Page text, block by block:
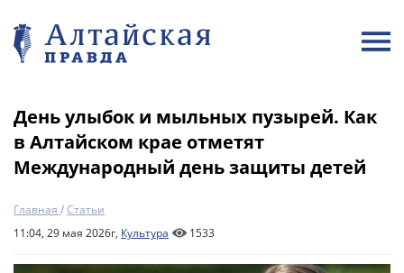
День улыбок и мыльных пузырей. Как
в Алтайском крае отметят
Международный день защиты детей
Главная /Статьи
11:04, 29 мая 2026г, Культура 1533